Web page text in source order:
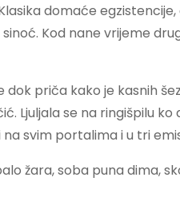
domaće
Kod nane vrijeme
dok priča kako je kasnih
Ljuljala se na ringišpilu
svim portalima i u tri
žara, soba puna dima,